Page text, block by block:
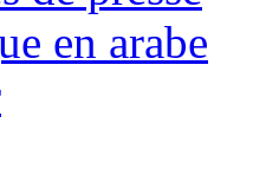
en arabe